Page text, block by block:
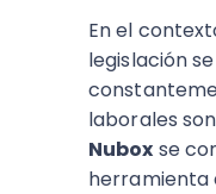
En el
legislación
laborales
Nubox se
herramienta